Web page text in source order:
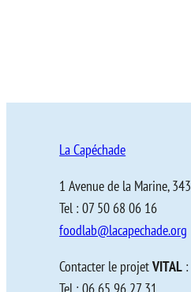
La Capéchade
1 Avenue de la Marine,
Tel : 07 50 68 06 16
foodlab@lacapechade.org
Contacter le projetVITAL :